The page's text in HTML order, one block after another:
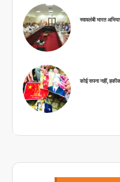
स्वावलंबी भारत
कोई सपना नहीं,